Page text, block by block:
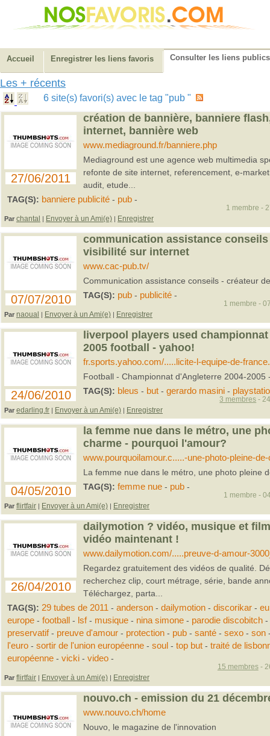
Accueil Enregistrer les liens favoris Consulter les liens publics
Les + récents
6 site(s) favori(s) avec le tag "pub "
27/06/2011
création de bannière, banniere
internet, bannière web
www.mediaground.fr/banniere.php
Mediaground est une agence web multimedia
refonte de site internet, referencement, e-
audit, etude...
TAG(S): banniere publicité - pub -
Par chantal | Envoyer à un Ami(e) | Enregistrer
1 membre -
07/07/2010
communication assistance
visibilité sur internet
www.cac-pub.tv/
Communication assistance conseils - créateur
TAG(S): pub - publicité-
Par naoual | Envoyer à un Ami(e) | Enregistrer
1 membre -
24/06/2010
liverpool players used
2005 football - yahoo!
fr.sports.yahoo.com/.....licite-l-equipe-de-
Football - Championnat d'Angleterre 2004-2005
TAG(S): bleus - but - gerardo masini-
Par edarling.fr | Envoyer à un Ami(e) | Enregistrer
3 membres -
04/05/2010
la femme nue dans le métro, une
charme - pourquoi l'amour?
www.pourquoilamour.c.....-une-photo-pleine-
La femme nue dans le métro, une photo pleine
TAG(S): femme nue- pub -
Par flirtfair | Envoyer à un Ami(e) | Enregistrer
1 membre -
26/04/2010
dailymotion ? vidéo, musique et
vidéo maintenant !
www.dailymotion.com/.....preuve-d-amour-
Regardez gratuitement des vidéos de qualité.
recherchez clip, court métrage, série, bande
Téléchargez, parta...
TAG(S): 29 tubes de 2011 - anderson - dailymotion - discorikar -
europe - football - lsf- musique - nina simone - parodie discobitch -
preservatif- preuve d'amour - protection - pub - santé - sexo - son
l'euro - sortir de l'union européenne - soul - top but - traité de
européenne - vicki - video -
Par flirtfair | Envoyer à un Ami(e) | Enregistrer
15 membres-
nouvo.ch - emission du 21
www.nouvo.ch/home
Nouvo, le magazine de l'innovation